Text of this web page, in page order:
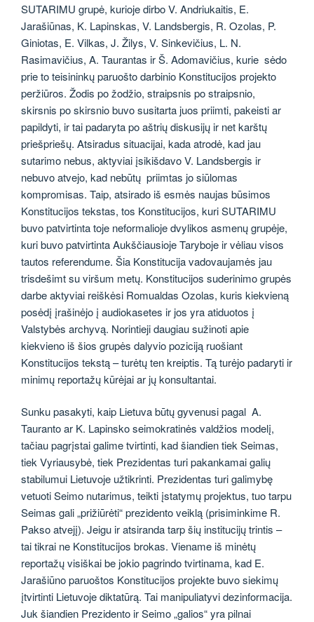
SUTARIMU grupė, kurioje dirbo V. Andriukaitis, E.
Jarašiūnas, K. Lapinskas, V. Landsbergis, R. Ozolas, P.
Giniotas, E. Vilkas, J. Žilys, V. Sinkevičius, L. N.
Rasimavičius, A. Taurantas ir Š. Adomavičius, kurie sėdo
prie to teisininkų paruošto darbinio Konstitucijos projekto
peržiūros. Žodis po žodžio, straipsnis po straipsnio,
skirsnis po skirsnio buvo susitarta juos priimti, pakeisti ar
papildyti, ir tai padaryta po aštrių diskusijų ir net karštų
priešpriešų. Atsiradus situacijai, kada atrodė, kad jau
sutarimo nebus, aktyviai įsikišdavo V. Landsbergis ir
nebuvo atvejo, kad nebūtų priimtas jo siūlomas
kompromisas. Taip, atsirado iš esmės naujas būsimos
Konstitucijos tekstas, tos Konstitucijos, kuri SUTARIMU
buvo patvirtinta toje neformalioje dvylikos asmenų grupėje,
kuri buvo patvirtinta Aukščiausioje Taryboje ir vėliau visos
tautos referendume. Šia Konstitucija vadovaujamės jau
trisdešimt su viršum metų. Konstitucijos suderinimo grupės
darbe aktyviai reiškėsi Romualdas Ozolas, kuris kiekvieną
posėdį įrašinėjo į audiokasetes ir jos yra atiduotos į
Valstybės archyvą. Norintieji daugiau sužinoti apie
kiekvieno iš šios grupės dalyvio poziciją ruošiant
Konstitucijos tekstą – turėtų ten kreiptis. Tą turėjo padaryti ir
minimų reportažų kūrėjai ar jų konsultantai.
Sunku pasakyti, kaip Lietuva būtų gyvenusi pagal A.
Tauranto ar K. Lapinsko seimokratinės valdžios modelį,
tačiau pagrįstai galime tvirtinti, kad šiandien tiek Seimas,
tiek Vyriausybė, tiek Prezidentas turi pakankamai galių
stabilumui Lietuvoje užtikrinti. Prezidentas turi galimybę
vetuoti Seimo nutarimus, teikti įstatymų projektus, tuo tarpu
Seimas gali „prižiūrėti“ prezidento veiklą (prisiminkime R.
Pakso atvejį). Jeigu ir atsiranda tarp šių institucijų trintis –
tai tikrai ne Konstitucijos brokas. Viename iš minėtų
reportažų visiškai be jokio pagrindo tvirtinama, kad E.
Jarašiūno paruoštos Konstitucijos projekte buvo siekimų
įtvirtinti Lietuvoje diktatūrą. Tai manipuliatyvi dezinformacija.
Juk šiandien Prezidento ir Seimo „galios“ yra pilnai